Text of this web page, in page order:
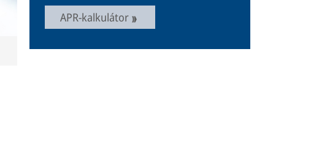
APR-kalkulátor